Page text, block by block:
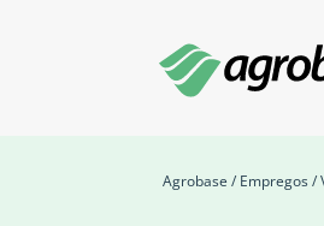
Agrobase / Empregos/